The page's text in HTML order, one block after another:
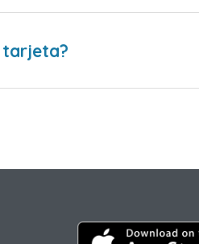
tarjeta?